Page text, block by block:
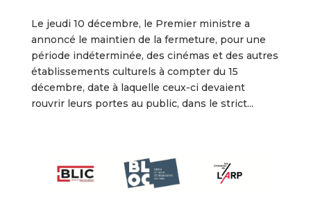
Le jeudi 10 décembre, le Premier ministre a
annoncé le maintien de la fermeture, pour une
période indéterminée, des cinémas et des autres
établissements culturels à compter du 15
décembre, date à laquelle ceux-ci devaient
rouvrir leurs portes au public, dans le strict...